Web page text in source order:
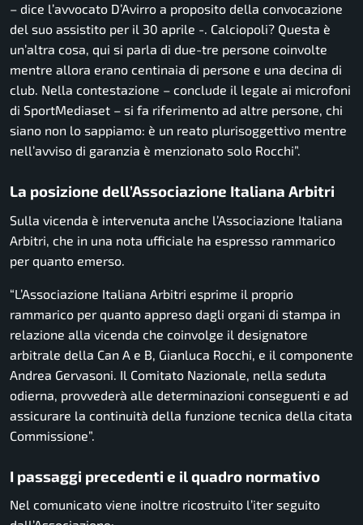
– dice l’avvocato D’Avirro a proposito della convocazione
del suo assistito per il 30 aprile -. Calciopoli? Questa è
un’altra cosa, qui si parla di due-tre persone coinvolte
mentre allora erano centinaia di persone e una decina di
club. Nella contestazione – conclude il legale ai microfoni
di SportMediaset – si fa riferimento ad altre persone, chi
siano non lo sappiamo: è un reato plurisoggettivo mentre
nell’avviso di garanzia è menzionato solo Rocchi”.
La posizione dell’Associazione Italiana Arbitri
Sulla vicenda è intervenuta anche l’Associazione Italiana
Arbitri , che in una nota ufficiale ha espresso rammarico
per quanto emerso.
“L’Associazione Italiana Arbitri esprime il proprio
rammarico per quanto appreso dagli organi di stampa in
relazione alla vicenda che coinvolge il designatore
arbitrale della Can A e B, Gianluca Rocchi, e il componente
Andrea Gervasoni. Il Comitato Nazionale, nella seduta
odierna, provvederà alle determinazioni conseguenti e ad
assicurare la continuità della funzione tecnica della citata
Commissione”.
I passaggi precedenti e il quadro normativo
Nel comunicato viene inoltre ricostruito l’iter seguito